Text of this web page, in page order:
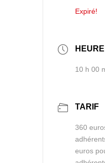
Expiré!
HEURE
10 h 00
TARIF
360
euros